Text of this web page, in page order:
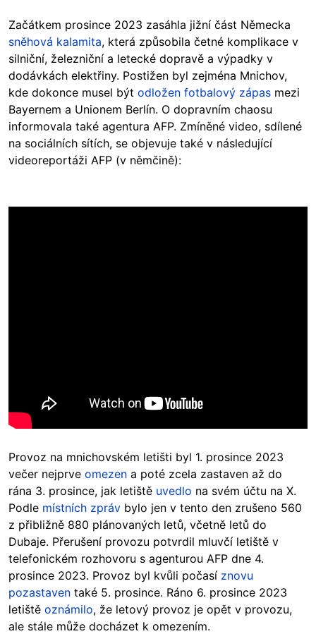
Začátkem prosince 2023 zasáhla jižní část Německa
sněhová kalamita, která způsobila četné komplikace v
silniční, železniční a letecké dopravě a výpadky v
dodávkách elektřiny. Postižen byl zejména Mnichov,
kde dokonce musel být odložen fotbalový zápas mezi
Bayernem a Unionem Berlín. O dopravním chaosu
informovala také agentura AFP. Zmíněné video, sdílené
na sociálních sítích, se objevuje také v následující
videoreportáži AFP (v němčině):
Provoz na mnichovském letišti byl 1. prosince 2023
večer nejprve omezen a poté zcela zastaven až do
rána 3. prosince, jak letiště uvedlo na svém účtu na X.
Podle místních zpráv bylo jen v tento den zrušeno 560
z přibližně 880 plánovaných letů, včetně letů do
Dubaje. Přerušení provozu potvrdil mluvčí letiště v
telefonickém rozhovoru s agenturou AFP dne 4.
prosince 2023. Provoz byl kvůli počasí znovu
pozastaven také 5. prosince. Ráno 6. prosince 2023
letiště oznámilo, že letový provoz je opět v provozu,
ale stále může docházet k omezením.